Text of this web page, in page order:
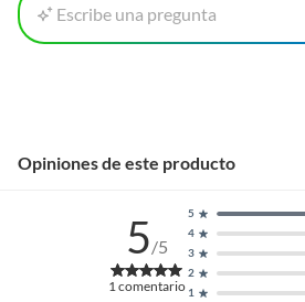
Escribe una pregunta
Opiniones de este producto
5/5
1 comentario 1
2
3
4
5